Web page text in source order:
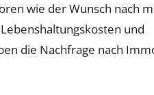
wie der Wunsch nach
und
die Nachfrage nach